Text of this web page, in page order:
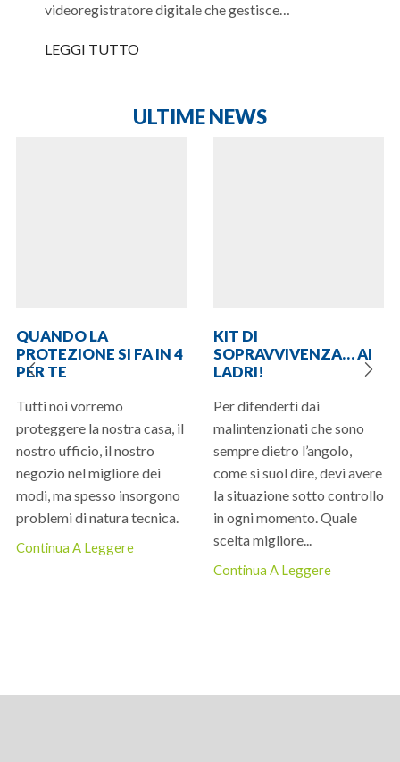
videoregistratore digitale che gestisce…
LEGGI TUTTO
ULTIME NEWS
QUANDO LA
PROTEZIONE SI FA IN 4
PER TE
Tutti noi vorremo
proteggere la nostra casa, il
nostro ufficio, il nostro
negozio nel migliore dei
modi, ma spesso insorgono
problemi di natura tecnica.
Continua A Leggere
KIT DI
SOPRAVVIVENZA… AI
LADRI!
Per difenderti dai
malintenzionati che sono
sempre dietro l’angolo,
come si suol dire, devi avere
la situazione sotto controllo
in ogni momento. Quale
scelta migliore...
Continua A Leggere